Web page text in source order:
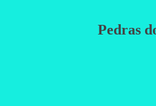
Pedras